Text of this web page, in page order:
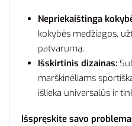
Nepriekaištinga
kokybės medžiagos,
patvarumą.
Išskirtinis dizainas:
marškinėliams
išlieka universalūs ir
Išspręskite savo